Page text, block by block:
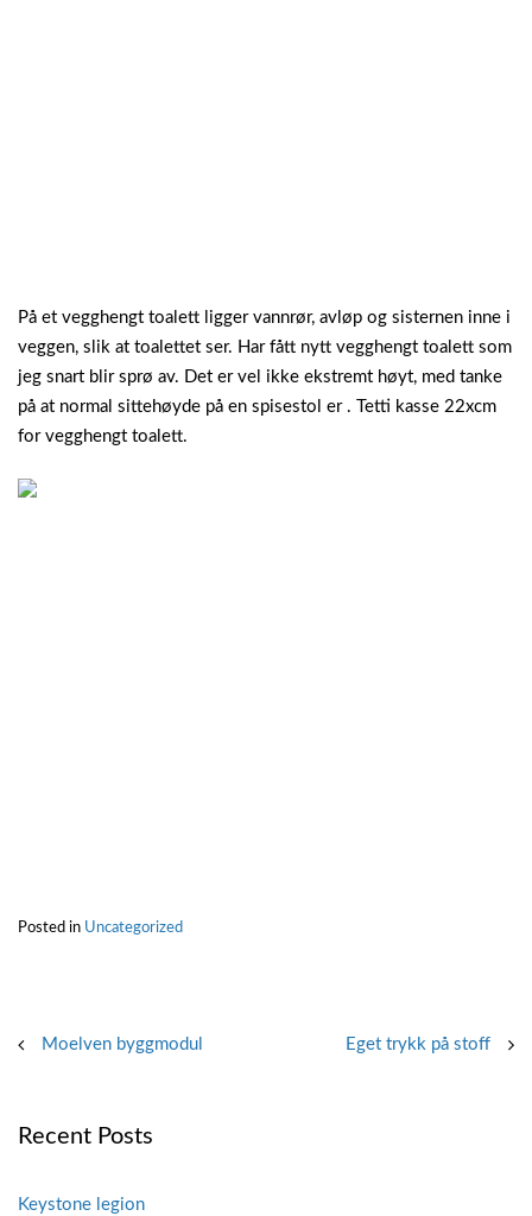
På et vegghengt toalett ligger vannrør, avløp og sisternen inne i
veggen, slik at toalettet ser. Har fått nytt vegghengt toalett som
jeg snart blir sprø av. Det er vel ikke ekstremt høyt, med tanke
på at normal sittehøyde på en spisestol er . Tetti kasse 22xcm
for vegghengt toalett.
Posted in Uncategorized
PostMoelven byggmodul Eget trykk på stoff
Recent Posts
Keystone legion